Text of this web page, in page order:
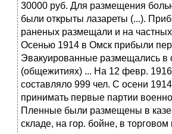
30000 руб. Для размещения
были открыты лазареты (...).
раненых размещали и на частных
Осенью 1914 в Омск прибыли
Эвакуированные размещались
(общежитиях) ... На 12 февр.
составляло 999 чел. С осени
принимать первые партии
Пленные были размещены в
складе, на гор. бойне, в торговом